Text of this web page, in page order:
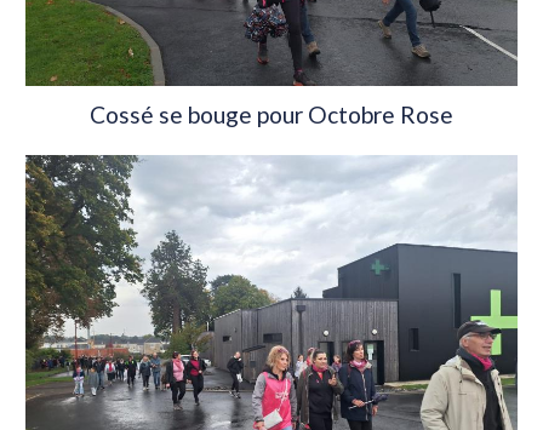
Cossé se bouge pour Octobre Rose